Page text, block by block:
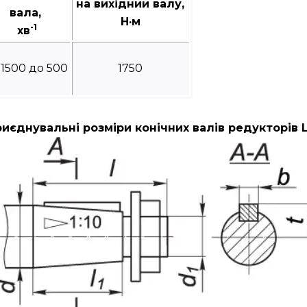
вала,
хв-1
на вихідний валу,
Н·м
1500 до 500 1750
розміри конічних валів редукторів